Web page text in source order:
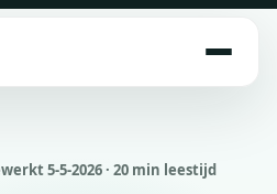
5-5-2026 · 20 min leestijd